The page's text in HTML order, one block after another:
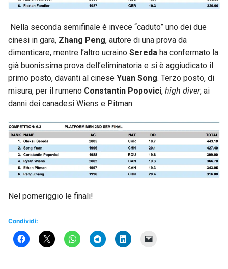
Nella seconda semifinale è invece “caduto” uno dei due
cinesi in gara, Zhang Peng, autore di una prova da
dimenticare, mentre l’altro ucraino Sereda ha confermato la
già buonissima prova dell’eliminatoria e si è aggiudicato il
primo posto, davanti al cinese Yuan Song. Terzo posto, di
misura, per il rumeno Constantin Popovici, high diver, ai
danni dei canadesi Wiens e Pitman.
Nel pomeriggio le finali!
Condividi: